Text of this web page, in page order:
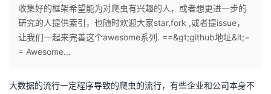
人
主
页
我
的
开
我
的
我
收集好的框架希望能为对爬虫有兴趣的人，或者想更进一步的
研究的人提供索引，也随时欢迎大家star,fork ,或者提issue，
让我们一起来完善这个awesome系列. ==&gt;github地址&lt;=
= Awesome...
大数据的流行一定程序导致的爬虫的流行，有些企业和公司本身不